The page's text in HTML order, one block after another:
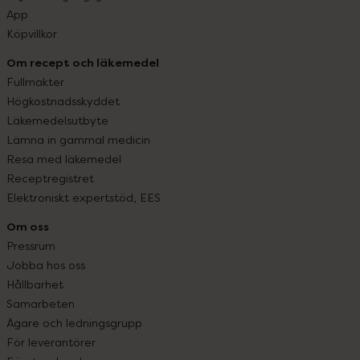
App
Köpvillkor
Om recept och läkemedel
Fullmakter
Högkostnadsskyddet
Läkemedelsutbyte
Lämna in gammal medicin
Resa med läkemedel
Receptregistret
Elektroniskt expertstöd, EES
Om oss
Pressrum
Jobba hos oss
Hållbarhet
Samarbeten
Ägare och ledningsgrupp
För leverantörer